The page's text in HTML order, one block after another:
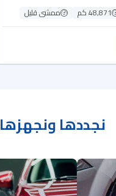
48,871 كم
ممشى قليل
نجددها ونجهزها